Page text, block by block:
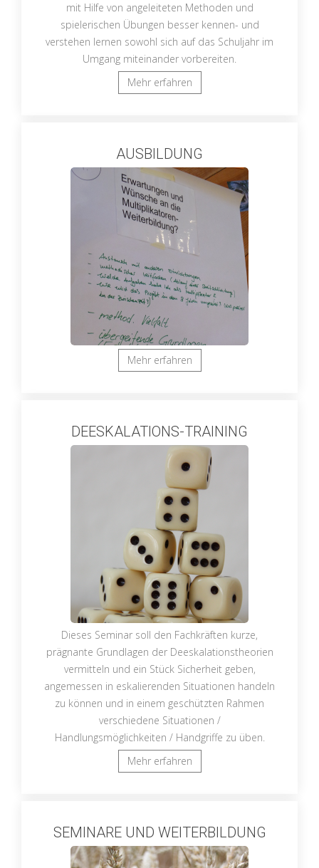
mit Hilfe von angeleiteten Methoden und
spielerischen Übungen besser kennen- und
verstehen lernen sowohl sich auf das Schuljahr im
Umgang miteinander vorbereiten.
Mehr erfahren
AUSBILDUNG
Mehr erfahren
DEESKALATIONS-TRAINING
Dieses Seminar soll den Fachkräften kurze,
prägnante Grundlagen der Deeskalationstheorien
vermitteln und ein Stück Sicherheit geben,
angemessen in eskalierenden Situationen handeln
zu können und in einem geschützten Rahmen
verschiedene Situationen /
Handlungsmöglichkeiten / Handgriffe zu üben.
Mehr erfahren
SEMINARE UND WEITERBILDUNG